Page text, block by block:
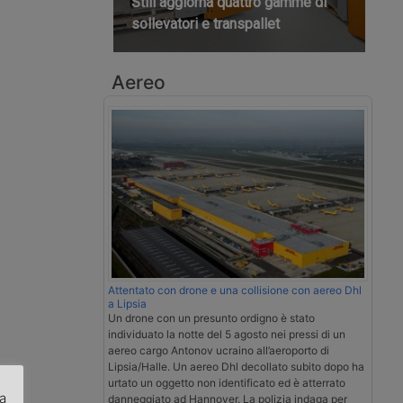
sollevatori e transpallet
Aereo
Attentato con drone e una collisione con aereo Dhl
a Lipsia
Un drone con un presunto ordigno è stato
individuato la notte del 5 agosto nei pressi di un
aereo cargo Antonov ucraino all’aeroporto di
Lipsia/Halle. Un aereo Dhl decollato subito dopo ha
urtato un oggetto non identificato ed è atterrato
danneggiato ad Hannover. La polizia indaga per